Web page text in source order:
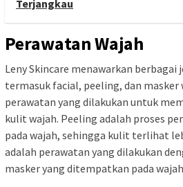
Terjangkau
Perawatan Wajah
Leny Skincare menawarkan berbagai
termasuk facial, peeling, dan masker
perawatan yang dilakukan untuk
kulit wajah. Peeling adalah proses
pada wajah, sehingga kulit terlihat
adalah perawatan yang dilakukan
masker yang ditempatkan pada